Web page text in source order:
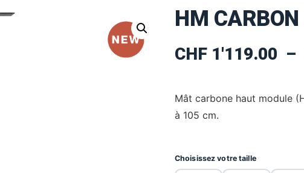
HM
CHF 1'119.00 –
Mât carbone haut module
à 105 cm.
Choisissez votre taille